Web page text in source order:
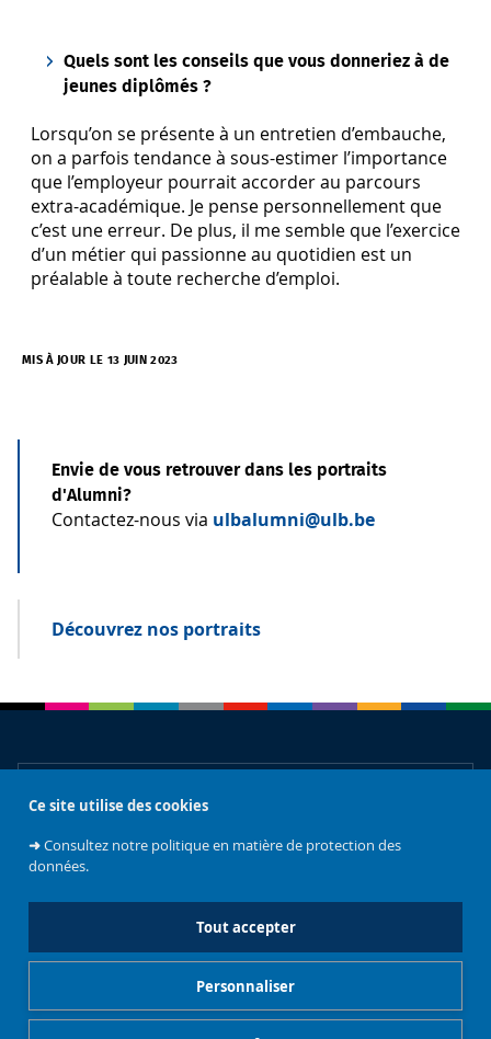
Ce site utilise des cookies
➜Consultez notre politique en matière de protection des
données.
Tout accepter
Personnaliser
Quels sont les conseils que vous donneriez à de
jeunes diplômés ?
Lorsqu’on se présente à un entretien d’embauche,
on a parfois tendance à sous-estimer l’importance
que l’employeur pourrait accorder au parcours
extra-académique. Je pense personnellement que
c’est une erreur. De plus, il me semble que l’exercice
d’un métier qui passionne au quotidien est un
préalable à toute recherche d’emploi.
MIS À JOUR LE 13 JUIN 2023
Envie de vous retrouver dans les portraits
d'Alumni?
Contactez-nous via ulbalumni@ulb.be
Découvrez nos portraits
Accès rapides
L'équipe ULB Alumni
Mentions légales Gestionnaire de cookies